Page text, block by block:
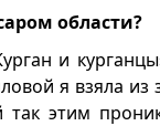
области?
и
я взяла из
этим